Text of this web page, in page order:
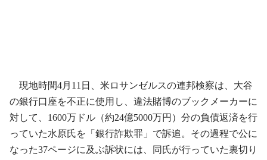
現地時間4月11日、米ロサンゼルスの連邦検察は、大谷
の銀行口座を不正に使用し、違法賭博のブックメーカーに
対して、1600万ドル（約24億5000万円）分の負債返済を行
っていた水原氏を「銀行詐欺罪」で訴追。その過程で公に
なった37ページに及ぶ訴状には、同氏が行っていた裏切り